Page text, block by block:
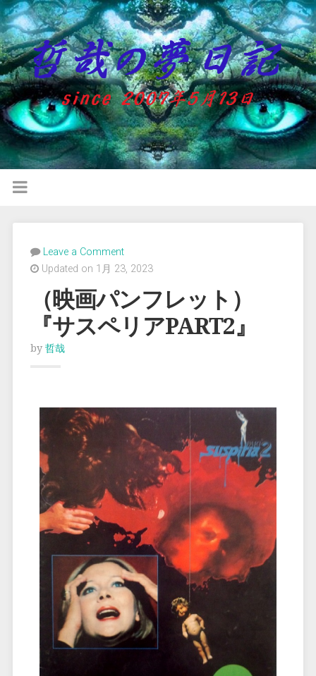
Leave a Comment
Updated on 1月 23, 2023
（映画パンフレット）
『サスペリアPART2』
by 哲哉